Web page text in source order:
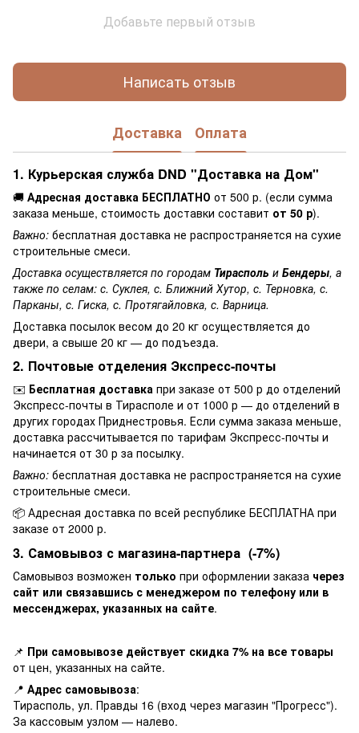
Добавьте первый отзыв
Написать отзыв
Доставка Оплата
1. Курьерская служба DND "Доставка на Дом"
🚚 Адресная доставка БЕСПЛАТНО от 500 р. (если сумма
заказа меньше, стоимость доставки составит от 50 р).
Важно: бесплатная доставка не распространяется на сухие
строительные смеси.
Доставка осуществляется по городам Тирасполь и Бендеры, а
также по селам: с. Суклея, с. Ближний Хутор, с. Терновка, с.
Парканы, с. Гиска, с. Протягайловка, с. Варница.
Доставка посылок весом до 20 кг осуществляется до
двери, а свыше 20 кг — до подъезда.
2. Почтовые отделения Экспресс-почты
✉️ Бесплатная доставка при заказе от 500 р до отделений
Экспресс-почты в Тирасполе и от 1000 р — до отделений в
других городах Приднестровья. Если сумма заказа меньше,
доставка рассчитывается по тарифам Экспресс-почты и
начинается от 30 р за посылку.
Важно: бесплатная доставка не распространяется на сухие
строительные смеси.
📦 Адресная доставка по всей республике БЕСПЛАТНА при
заказе от 2000 р.
3. Самовывоз с магазина-партнера (-7%)
Самовывоз возможен только при оформлении заказа через
сайт или связавшись с менеджером по телефону или в
мессенджерах, указанных на сайте.
📌 При самовывозе действует скидка 7% на все товары
от цен, указанных на сайте.
📍 Адрес самовывоза:
Тирасполь, ул. Правды 16 (вход через магазин "Прогресс").
За кассовым узлом — налево.